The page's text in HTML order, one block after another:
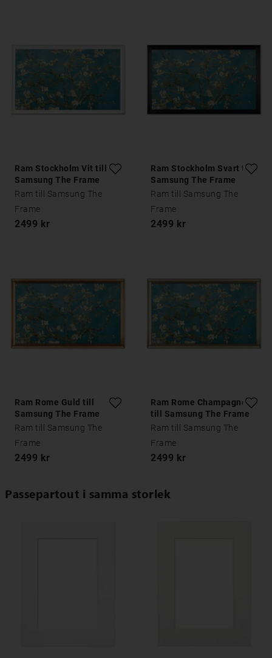
Ram Stockholm Vit till
Samsung The Frame
Ram till Samsung The
Frame
2499 kr
Ram Stockholm Svart till
Samsung The Frame
Ram till Samsung The
Frame
2499 kr
Ram Rome Guld till
Samsung The Frame
Ram till Samsung The
Frame
2499 kr
Ram Rome Champagne
till Samsung The Frame
Ram till Samsung The
Frame
2499 kr
Passepartout i samma storlek